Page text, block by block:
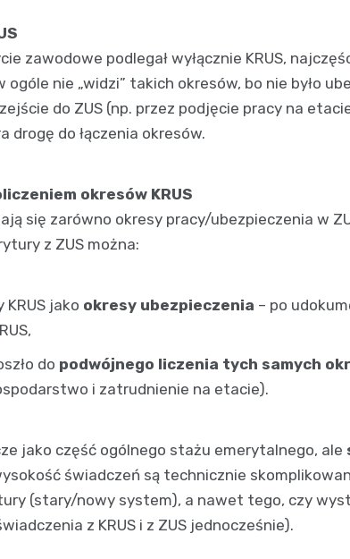
zawodowe podlegał wyłącznie KRUS,
ogóle nie „widzi” takich okresów, bo nie było
do ZUS (np. przez podjęcie pracy na
drogę do łączenia okresów.
okresów KRUS
się zarówno okresy pracy/ubezpieczenia w
z ZUS można:
jako okresy ubezpieczenia – po
do podwójnego liczenia tych samych
i zatrudnienie na etacie).
jako część ogólnego stażu emerytalnego, ale
świadczeń są technicznie
(stary/nowy system), a nawet tego, czy
z KRUS i z ZUS jednocześnie).